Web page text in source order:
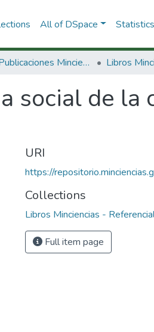
All of DSpace Statistics
3.2.2. Publicaciones Minciencias
social de la
URI
https://
Collections
Libros Minciencias -
Full item page